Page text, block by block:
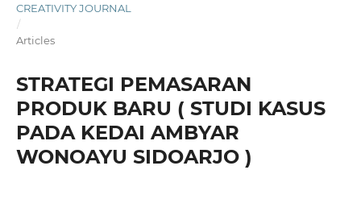
CREATIVITY JOURNAL
/
Articles
STRATEGI PEMASARAN
PRODUK BARU ( STUDI KASUS
PADA KEDAI AMBYAR
WONOAYU SIDOARJO )